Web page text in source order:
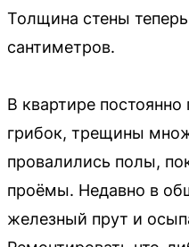
Толщина стены
сантиметров.
В квартире
грибок, трещины
провалились полы,
проёмы. Недавно в
железный прут и